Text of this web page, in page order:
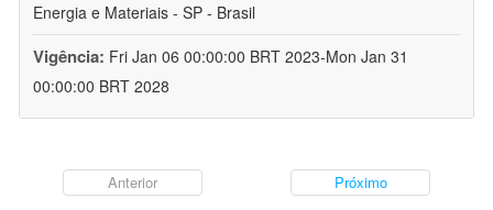
Energia e Materiais - SP - Brasil
Vigência: Fri Jan 06 00:00:00 BRT 2023-Mon Jan 31
00:00:00 BRT 2028
Anterior Próximo